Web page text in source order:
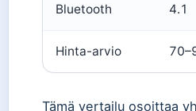
Bluetooth 4.1
Hinta-arvio
Tämä vertailu osoittaa